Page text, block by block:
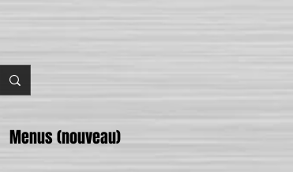
Menus (nouveau)